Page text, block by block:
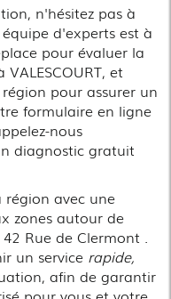
n'hésitez pas à
d'experts est à
pour évaluer la
et
pour assurer un
formulaire en ligne
nous
diagnostic gratuit
région avec une
zones autour de
Rue de Clermont .
un service rapide,
afin de garantir